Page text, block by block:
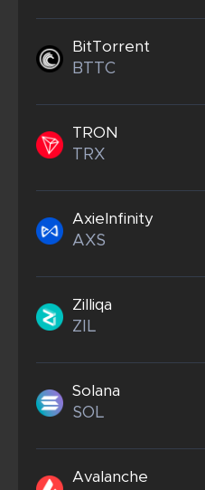
BitTorrent
BTTC
TRON
TRX
AxieInfinity
AXS
Zilliqa
ZIL
Solana
SOL
Avalanche